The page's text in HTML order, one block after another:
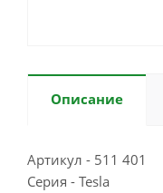
Описание
Артикул - 511 401
Серия - Tesla